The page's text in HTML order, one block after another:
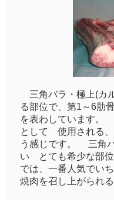
三角バラ・極上(カ
る部位で、第1～6肋
を表わしています。
として 使用される
う感じです。 三角
い とても希少な部
では、一番人気でい
焼肉を召し上がられ